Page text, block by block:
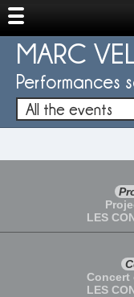
MARC
Performances
All the events
LES
Concert
LES